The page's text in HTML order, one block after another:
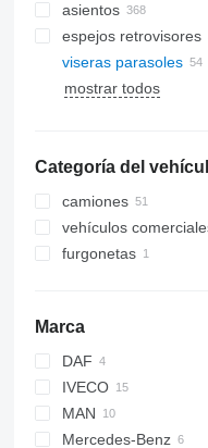
asientos
espejos retrovisores
lunas laterales
parabrisas
compresores de
radiadores de
viseras parasoles
mostrar todos
Categoría del
camiones
vehículos
furgonetas
Marca
DAF
LF
XF
IVECO
EuroCargo
Eurotech
MAN
F90
Mercedes-Benz